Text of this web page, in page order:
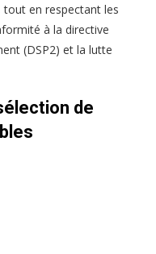
en respectant les
à la directive
(DSP2) et la lutte
de